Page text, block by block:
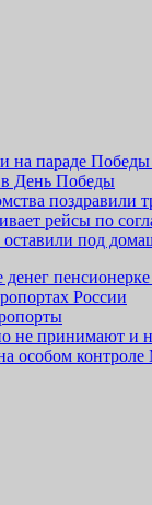
на параде
День Победы
рейсы по
под
пенсионерке
России
не принимают и
особом